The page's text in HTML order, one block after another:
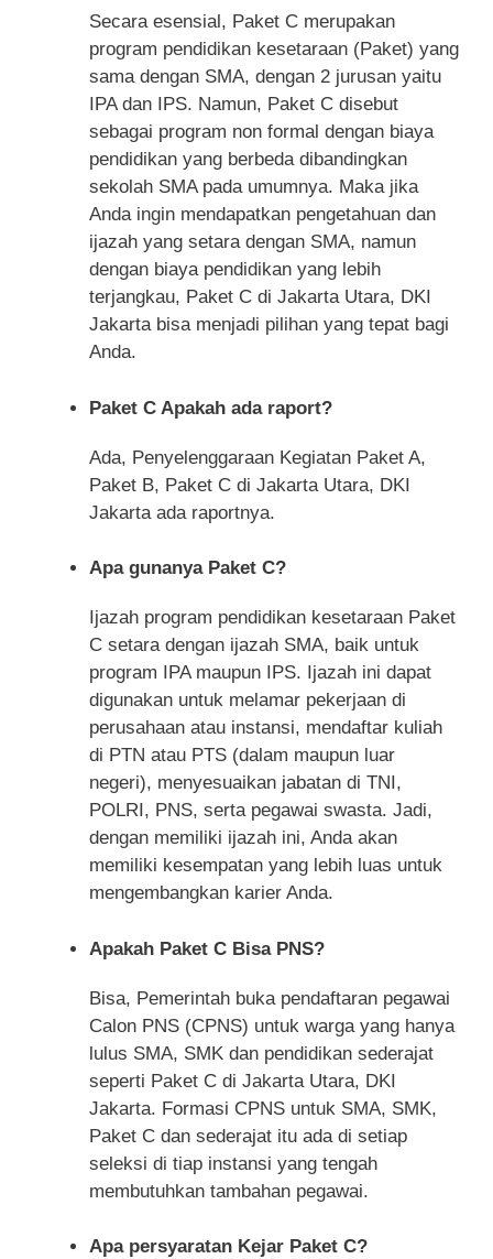
Secara esensial, Paket C merupakan
program pendidikan kesetaraan (Paket) yang
sama dengan SMA, dengan 2 jurusan yaitu
IPA dan IPS. Namun, Paket C disebut
sebagai program non formal dengan biaya
pendidikan yang berbeda dibandingkan
sekolah SMA pada umumnya. Maka jika
Anda ingin mendapatkan pengetahuan dan
ijazah yang setara dengan SMA, namun
dengan biaya pendidikan yang lebih
terjangkau, Paket C di Jakarta Utara, DKI
Jakarta bisa menjadi pilihan yang tepat bagi
Anda.
Paket C Apakah ada raport?
Ada, Penyelenggaraan Kegiatan Paket A,
Paket B, Paket C di Jakarta Utara, DKI
Jakarta ada raportnya.
Apa gunanya Paket C?
Ijazah program pendidikan kesetaraan Paket
C setara dengan ijazah SMA, baik untuk
program IPA maupun IPS. Ijazah ini dapat
digunakan untuk melamar pekerjaan di
perusahaan atau instansi, mendaftar kuliah
di PTN atau PTS (dalam maupun luar
negeri), menyesuaikan jabatan di TNI,
POLRI, PNS, serta pegawai swasta. Jadi,
dengan memiliki ijazah ini, Anda akan
memiliki kesempatan yang lebih luas untuk
mengembangkan karier Anda.
Apakah Paket C Bisa PNS?
Bisa, Pemerintah buka pendaftaran pegawai
Calon PNS (CPNS) untuk warga yang hanya
lulus SMA, SMK dan pendidikan sederajat
seperti Paket C di Jakarta Utara, DKI
Jakarta. Formasi CPNS untuk SMA, SMK,
Paket C dan sederajat itu ada di setiap
seleksi di tiap instansi yang tengah
membutuhkan tambahan pegawai.
Apa persyaratan Kejar Paket C?